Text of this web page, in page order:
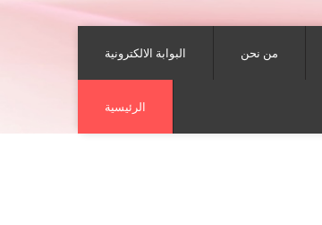
البوابة الالكترونية من نحن
الرئيسية